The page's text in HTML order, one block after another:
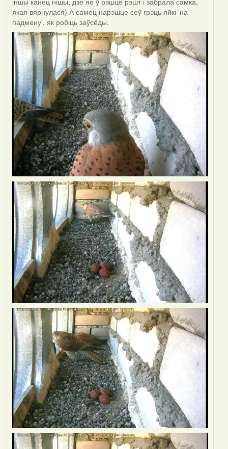
якая вярнулася) А самец нарэшце сеў грэць яйкі 'на
падмену', як робіць заўсёды.